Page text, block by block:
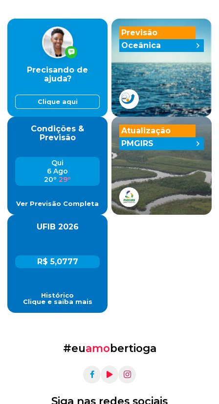
Previsão
Oceânica
Precisando de
ajuda?
Clique aqui
Condições &
Previsão
Qui
6 Ago
20º 29º
Ver Previsão Completa
UFIB 2026
R$ 5,0777
Histórico
Clique e saiba mais
Atualização
PMGIRS
#euamobertioga
Siga nas redes sociais